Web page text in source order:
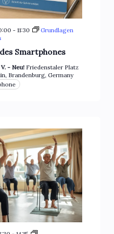
Smartphones
-11:30
Grundlagen
- Neu! Friedenstaler Platz
Brandenburg, Germany